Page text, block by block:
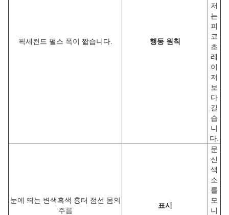
픽세컨드 펄스 폭이 짧습니다. 행동 원칙
저
는
피
코
초
레
이
저
보
다
길
습
니
다.
눈에 띄는 변색흑색 흉터 점선 몸의
주름
표시
문
신
색
소
를
모
니